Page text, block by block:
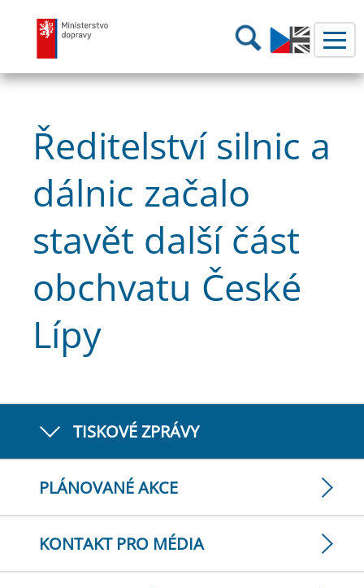
Ministerstvo dopravy Hledání
Ředitelství silnic a
dálnic začalo
stavět další část
obchvatu České
Lípy
TISKOVÉ ZPRÁVY
PLÁNOVANÉ AKCE
KONTAKT PRO MÉDIA